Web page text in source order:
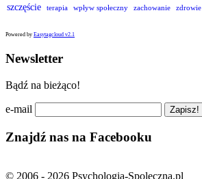
szczęście terapia wpływ społeczny zachowanie zdrowie
Powered by Easytagcloud v2.1
Newsletter
Bądź na bieżąco!
e-mail
Znajdź nas na Facebooku
© 2006 - 2026 Psychologia-Spoleczna.pl